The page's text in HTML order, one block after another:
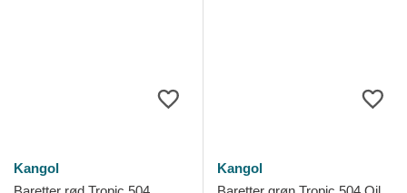
Kangol
Kangol